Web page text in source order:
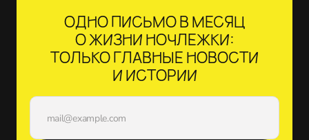
ОДНО ПИСЬМО В МЕСЯЦ
О ЖИЗНИ НОЧЛЕЖКИ:
ТОЛЬКО ГЛАВНЫЕ НОВОСТИ
И ИСТОРИИ